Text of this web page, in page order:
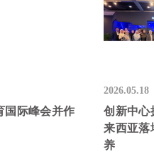
国际峰会并作
2026.05.18
创新中心
来西亚落
养